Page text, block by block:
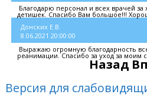
Благодарю персонал и всех врачей
детишек. Спасибо Вам большое!!!
Донских Е.В.
8.06.2021 20:00:00
Выражаю огромную благодарность
реанимации. Спасибо за уход за моим
Назад
Версия для